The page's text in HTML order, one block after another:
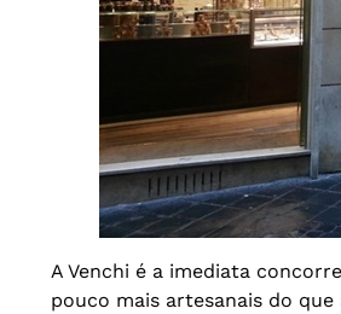
A Venchi é a imediata
pouco mais artesanais do